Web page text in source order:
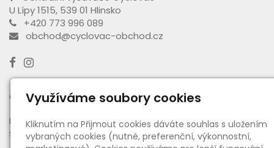
U Lípy 1515, 539 01 Hlinsko
+420 773 996 089
obchod@cyclovac-obchod.cz
Otevírací doba výdejny
PO - PÁ:08:00 - 16:30
SO:08:00 - 11:00
Využíváme soubory cookies
Kliknutím na Přijmout cookies dáváte souhlas s uložením
vybraných cookies (nutné, preferenční, výkonnostní,